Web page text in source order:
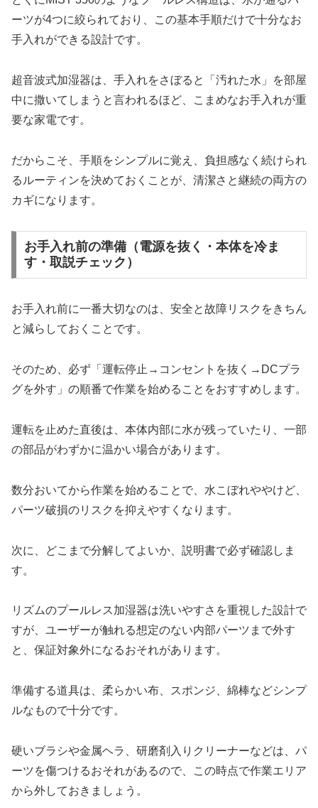
ーツが4つに絞られており、この基本手順だけで十分なお
手入れができる設計です。
超音波式加湿器は、手入れをさぼると「汚れた水」を部屋
中に撒いてしまうと言われるほど、こまめなお手入れが重
要な家電です。
だからこそ、手順をシンプルに覚え、負担感なく続けられ
るルーティンを決めておくことが、清潔さと継続の両方の
カギになります。
お手入れ前の準備（電源を抜く・本体を冷ま
す・取説チェック）
お手入れ前に一番大切なのは、安全と故障リスクをきちん
と減らしておくことです。
そのため、必ず「運転停止→コンセントを抜く→DCプラ
グを外す」の順番で作業を始めることをおすすめします。
運転を止めた直後は、本体内部に水が残っていたり、一部
の部品がわずかに温かい場合があります。
数分おいてから作業を始めることで、水こぼれややけど、
パーツ破損のリスクを抑えやすくなります。
次に、どこまで分解してよいか、説明書で必ず確認しま
す。
リズムのプールレス加湿器は洗いやすさを重視した設計で
すが、ユーザーが触れる想定のない内部パーツまで外す
と、保証対象外になるおそれがあります。
準備する道具は、柔らかい布、スポンジ、綿棒などシンプ
ルなもので十分です。
硬いブラシや金属ヘラ、研磨剤入りクリーナーなどは、パ
ーツを傷つけるおそれがあるので、この時点で作業エリア
から外しておきましょう。​